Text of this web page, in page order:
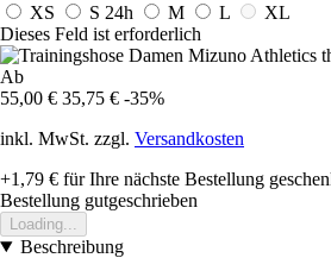
XS
S 24h M L
XL
Dieses Feld ist erforderlich
Ab
55,00 € 35,75 € -35%
inkl. MwSt. zzgl. Versandkosten
+1,79 € für Ihre nächste Bestellung
Bestellung gutgeschrieben
Loading...
Beschreibung